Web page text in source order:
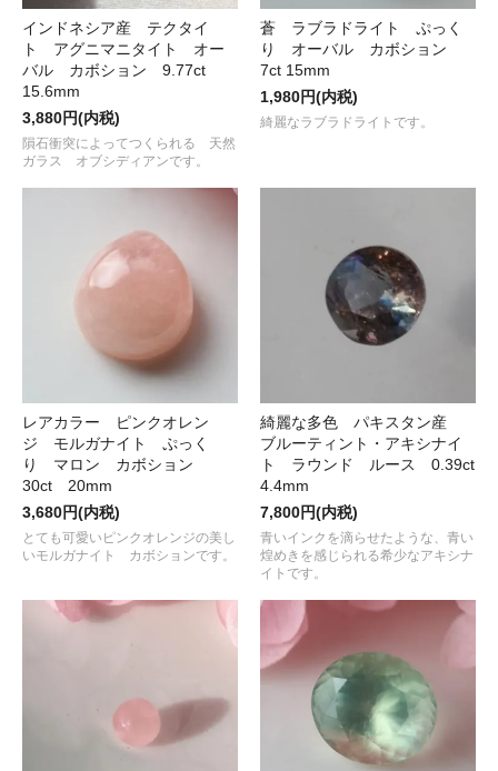
インドネシア産 テクタイ
ト アグニマニタイト オー
バル カボション 9.77ct
15.6mm
3,880円(内税)
隕石衝突によってつくられる 天然
ガラス オブシディアンです。
蒼 ラブラドライト ぷっく
り オーバル カボション
7ct 15mm
1,980円(内税)
綺麗なラブラドライトです。
レアカラー ピンクオレン
ジ モルガナイト ぷっく
り マロン カボション
30ct 20mm
3,680円(内税)
とても可愛いピンクオレンジの美し
いモルガナイト カボションです。
綺麗な多色 パキスタン産
ブルーティント・アキシナイ
ト ラウンド ルース 0.39ct
4.4mm
7,800円(内税)
青いインクを滴らせたような、青い
煌めきを感じられる希少なアキシナ
イトです。